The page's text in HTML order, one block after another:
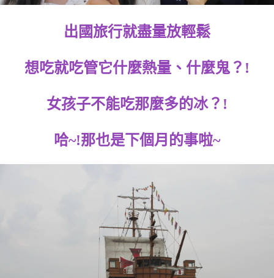
出國旅行就盡量放輕鬆
想吃就吃管它什麼熱量、什麼鬼？!
女孩子不能吃那麼多的冰？!
哈~!那也是下個月的事啦~